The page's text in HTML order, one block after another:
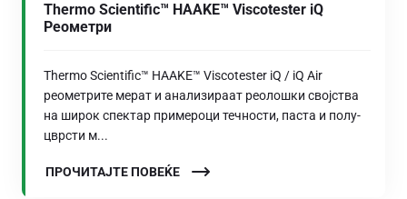
Thermo Scientific™ HAAKE™ Viscotester iQ
Реометри
Thermo Scientific™ HAAKE™ Viscotester iQ / iQ Air
реометрите мерат и анализираат реолошки својства
на широк спектар примероци течности, паста и полу-
цврсти м...
ПРОЧИТАЈТЕ ПОВЕЌЕ